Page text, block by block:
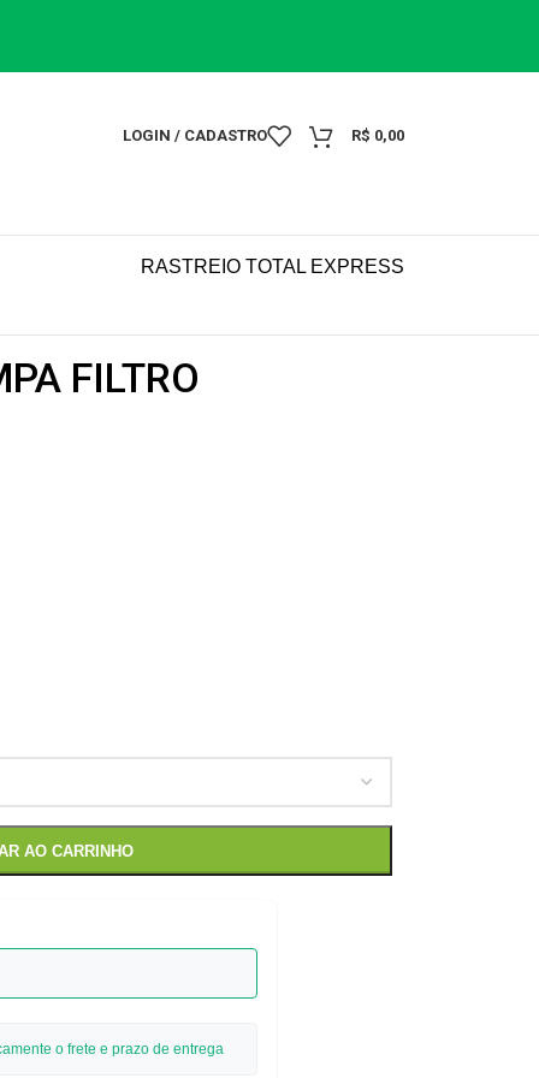
LOGIN / CADASTRO R$ 0,00
RASTREIO TOTAL EXPRESS
FILTRO
AO CARRINHO
o frete e prazo de entrega